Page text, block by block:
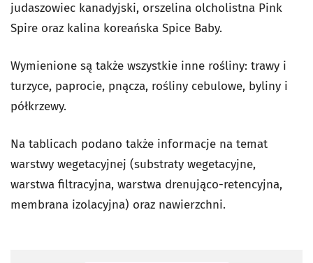
judaszowiec kanadyjski, orszelina olcholistna Pink
Spire oraz kalina koreańska Spice Baby.
Wymienione są także wszystkie inne rośliny: trawy i
turzyce, paprocie, pnącza, rośliny cebulowe, byliny i
półkrzewy.
Na tablicach podano także informacje na temat
warstwy wegetacyjnej (substraty wegetacyjne,
warstwa filtracyjna, warstwa drenująco-retencyjna,
membrana izolacyjna) oraz nawierzchni.